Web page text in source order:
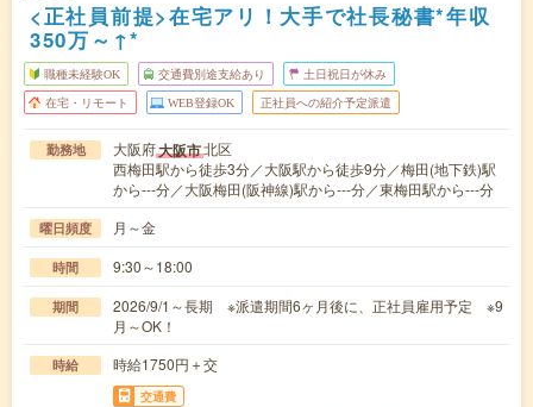
<正社員前提>在宅アリ！大手で社長秘書*年収
350万～↑*
職種未経験OK 交通費別途支給あり 土日祝日が休み
在宅・リモート WEB登録OK 正社員への紹介予定派遣
勤務地 大阪府大阪市北区
西梅田駅から徒歩3分／大阪駅から徒歩9分／梅田(地下鉄)駅
から---分／大阪梅田(阪神線)駅から---分／東梅田駅から---分
曜日頻度 月～金
時間 9:30～18:00
期間
2026/9/1～長期 ※派遣期間6ヶ月後に、正社員雇用予定 ※9
月～OK！
時給 時給1750円＋交
交通費